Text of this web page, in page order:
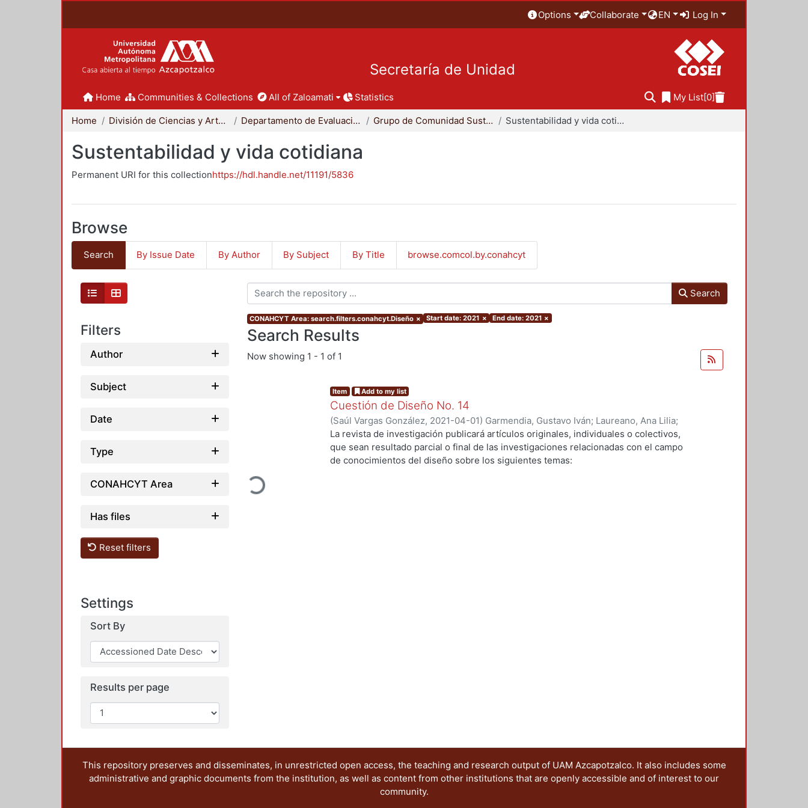
Options Collaborate EN Log In
Secretaría de Unidad
Home Communities & Collections All of Zaloamati Statistics My List[0]
Home División de Ciencias y Artes para el Diseño Departamento de Evaluación del Diseño en el Tiempo Grupo de Comunidad Sustentable Sustentabilidad y vida cotidiana
Sustentabilidad y vida cotidiana
Permanent URI for this collectionhttps://hdl.handle.net/11191/5836
Browse
Search By Issue Date By Author By Subject By Title browse.comcol.by.conahcyt
Filters
Author
Subject
Date
Type
CONAHCYT Area
Has files
Reset filters
Settings
Sort By
Results per page
Search
CONAHCYT Area: search.filters.conahcyt.Diseño × Start date: 2021 × End date: 2021 ×
Search Results
Now showing 1 - 1 of 1
Loading...
Item Add to my list
Cuestión de Diseño No. 14
(Saúl Vargas González, 2021-04-01) Garmendia, Gustavo Iván; Laureano, Ana Lilia;
De La Cruz, Gustavo;Sánchez, Lourdes;Ramírez, Javier; Verduga, Denis Omar;
Ortíz, Jorge Gabriel ;Vassis, Christos ;Ferruzca-Navarro, Marco Vinicio;Andrade,
Carolina Sue;Valdez, Ana Valeria;Pinacho, María Yazmin;
La revista de investigación publicará artículos originales, individuales o colectivos,
que sean resultado parcial o final de las investigaciones relacionadas con el campo
de conocimientos del diseño sobre los siguientes temas:
This repository preserves and disseminates, in unrestricted open access, the teaching and research output of UAM Azcapotzalco. It also includes some
administrative and graphic documents from the institution, as well as content from other institutions that are openly accessible and of interest to our
community.